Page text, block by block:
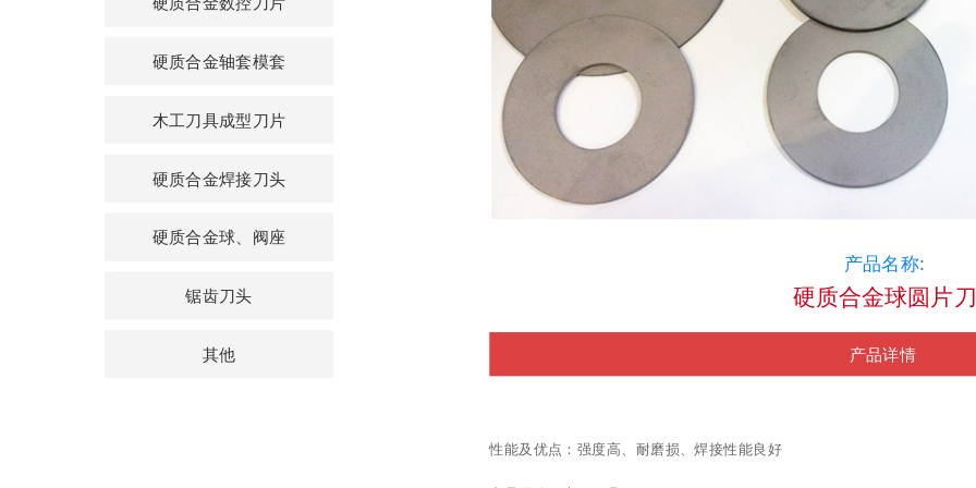
硬质合金轴套模套
木工刀具成型刀片
硬质合金焊接刀头
硬质合金球、阀座
锯齿刀头
其他
产品名称:
硬质合金球圆片刀
产品详情
性能及优点：强度高、耐磨损、焊接性能良好